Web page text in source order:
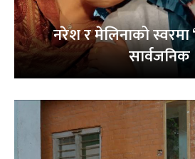
नरेश र मेलिनाको स्वरमा
सार्वजनिक